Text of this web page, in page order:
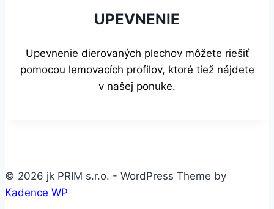
UPEVNENIE
Upevnenie dierovaných plechov môžete riešiť
pomocou lemovacích profilov, ktoré tiež nájdete
v našej ponuke.
© 2026 jk PRIM s.r.o. - WordPress Theme by
Kadence WP